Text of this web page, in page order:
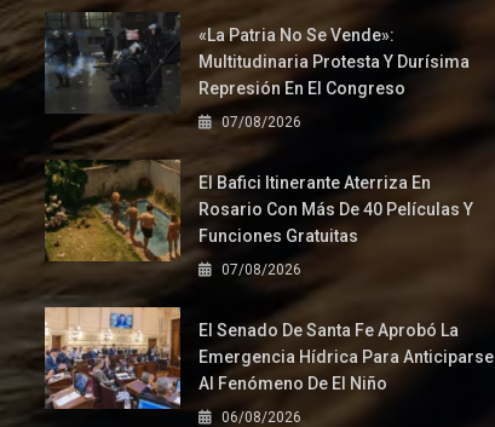
«La Patria No Se Vende»:
Multitudinaria Protesta Y Durísima
Represión En El Congreso
07/08/2026
El Bafici Itinerante Aterriza En
Rosario Con Más De 40 Películas Y
Funciones Gratuitas
07/08/2026
El Senado De Santa Fe Aprobó La
Emergencia Hídrica Para Anticiparse
Al Fenómeno De El Niño
06/08/2026